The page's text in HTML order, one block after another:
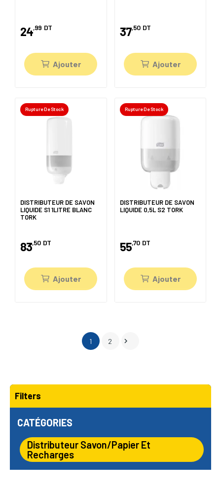
Filters
CATÉGORIES
Distributeur Savon/papier Et
Recharges
24,99 DT
Ajouter
37,50 DT
Ajouter
Rupture De Stock
DISTRIBUTEUR DE SAVON
LIQUIDE S1 1LITRE BLANC
TORK
83,50 DT
Ajouter
Rupture De Stock
DISTRIBUTEUR DE SAVON
LIQUIDE 0,5L S2 TORK
55,70 DT
Ajouter
1 2 